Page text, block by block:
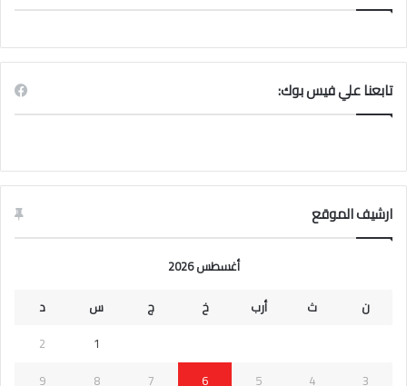
تابعنا علي فيس بوك:
ارشيف الموقع
أغسطس 2026
ن
ث أرب خ ج س
د
1
2
3
4
5
6
7
8
9